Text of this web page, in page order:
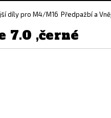
díly pro M4/M16 Předpažbí a
7.0 ,černé